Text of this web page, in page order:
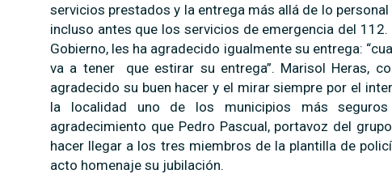
servicios prestados y la entrega más allá de lo
incluso antes que los servicios de emergencia del
Gobierno, les ha agradecido igualmente su entrega:
va a tener que estirar su entrega”. Marisol Heras,
agradecido su buen hacer y el mirar siempre por el
la localidad uno de los municipios más
agradecimiento que Pedro Pascual, portavoz del
hacer llegar a los tres miembros de la plantilla de
acto homenaje su jubilación.